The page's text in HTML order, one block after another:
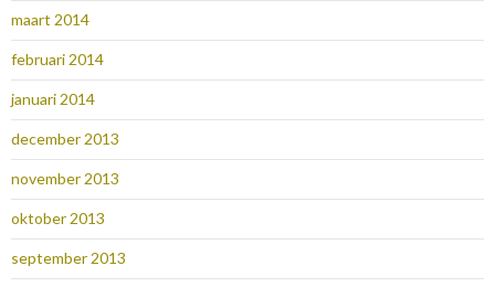
maart 2014
februari 2014
januari 2014
december 2013
november 2013
oktober 2013
september 2013